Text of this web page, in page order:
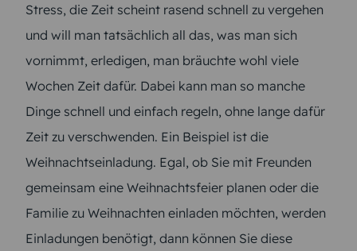
Stress, die Zeit scheint rasend schnell zu vergehen
und will man tatsächlich all das, was man sich
vornimmt, erledigen, man bräuchte wohl viele
Wochen Zeit dafür. Dabei kann man so manche
Dinge schnell und einfach regeln, ohne lange dafür
Zeit zu verschwenden. Ein Beispiel ist die
Weihnachtseinladung. Egal, ob Sie mit Freunden
gemeinsam eine Weihnachtsfeier planen oder die
Familie zu Weihnachten einladen möchten, werden
Einladungen benötigt, dann können Sie diese